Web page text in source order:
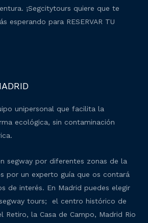
¡Segcitytours quiere que te
esperando para RESERVAR TU
unipersonal que facilita la
ecológica, sin contaminación
segway por diferentes zonas de la
por un experto guía que os contará
de interés. En Madrid puedes elegir
tours; el centro histórico de
Retiro, la Casa de Campo, Madrid Rio